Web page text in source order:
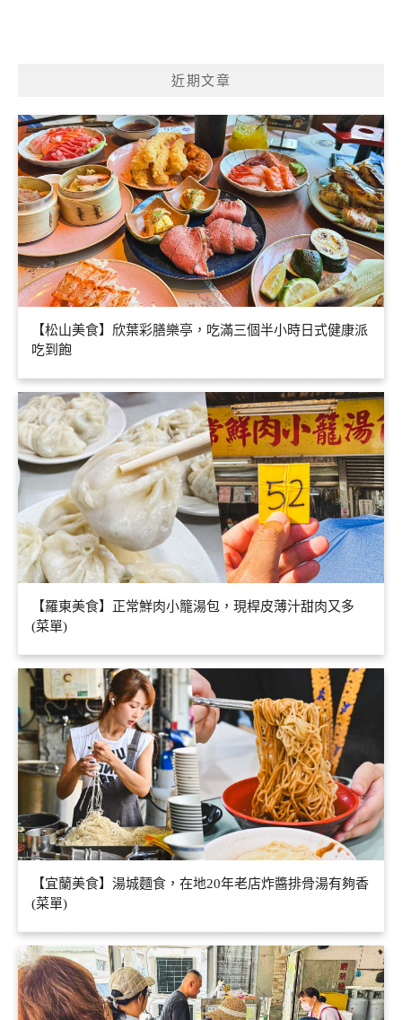
近期文章
【松山美食】欣葉彩膳樂亭，吃滿三個半小時日式健康派
吃到飽
【羅東美食】正常鮮肉小籠湯包，現桿皮薄汁甜肉又多
(菜單)
【宜蘭美食】湯城麵食，在地20年老店炸醬排骨湯有夠香
(菜單)